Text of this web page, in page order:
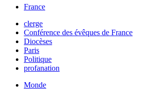
France
clerge
Conférence des évêques de France
Diocèses
Paris
Politique
profanation
Monde